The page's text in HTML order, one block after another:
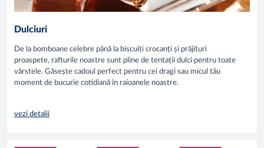
Dulciuri
De la bomboane celebre până la biscuiți crocanți și prăjituri
proaspete, rafturile noastre sunt pline de tentații dulci pentru toate
vârstele. Găsește cadoul perfect pentru cei dragi sau micul tău
moment de bucurie cotidiană în raioanele noastre.
vezi detalii